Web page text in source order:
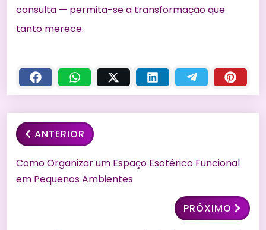
consulta — permita-se a transformação que
tanto merece.
ANTERIOR
Como Organizar um Espaço Esotérico Funcional
em Pequenos Ambientes
PRÓXIMO